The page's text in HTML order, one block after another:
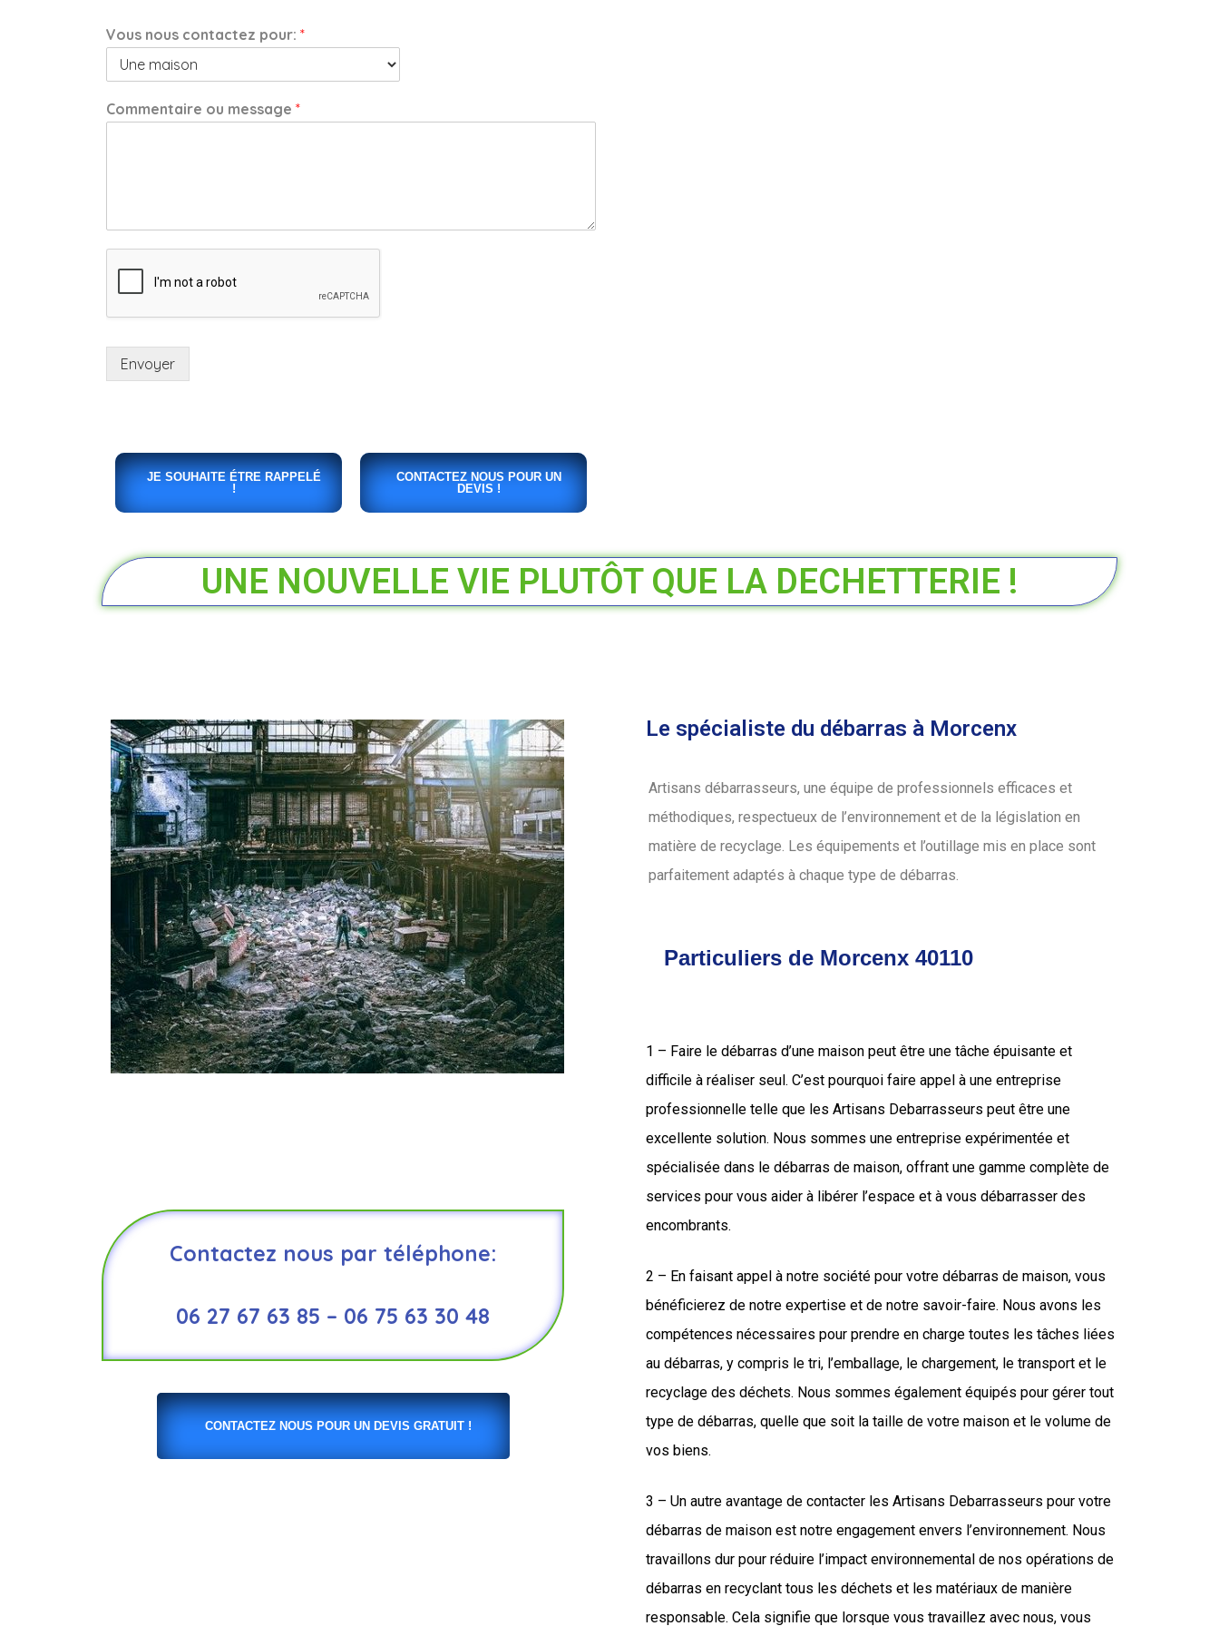
Vous nous contactez pour: *
Commentaire ou message *
Envoyer
JE SOUHAITE ÉTRE RAPPELÉ
!
CONTACTEZ NOUS POUR UN
DEVIS !
UNE NOUVELLE VIE PLUTÔT QUE LA DECHETTERIE !
Contactez nous par téléphone:
06 27 67 63 85 – 06 75 63 30 48
CONTACTEZ NOUS POUR UN DEVIS GRATUIT !
Le spécialiste du débarras à Morcenx
Artisans débarrasseurs, une équipe de professionnels efficaces et
méthodiques, respectueux de l’environnement et de la législation en
matière de recyclage. Les équipements et l’outillage mis en place sont
parfaitement adaptés à chaque type de débarras.
Particuliers de Morcenx 40110
1 – Faire le débarras d’une maison peut être une tâche épuisante et
difficile à réaliser seul. C’est pourquoi faire appel à une entreprise
professionnelle telle que les Artisans Debarrasseurs peut être une
excellente solution. Nous sommes une entreprise expérimentée et
spécialisée dans le débarras de maison, offrant une gamme complète de
services pour vous aider à libérer l’espace et à vous débarrasser des
encombrants.
2 – En faisant appel à notre société pour votre débarras de maison, vous
bénéficierez de notre expertise et de notre savoir-faire. Nous avons les
compétences nécessaires pour prendre en charge toutes les tâches liées
au débarras, y compris le tri, l’emballage, le chargement, le transport et le
recyclage des déchets. Nous sommes également équipés pour gérer tout
type de débarras, quelle que soit la taille de votre maison et le volume de
vos biens.
3 – Un autre avantage de contacter les Artisans Debarrasseurs pour votre
débarras de maison est notre engagement envers l’environnement. Nous
travaillons dur pour réduire l’impact environnemental de nos opérations de
débarras en recyclant tous les déchets et les matériaux de manière
responsable. Cela signifie que lorsque vous travaillez avec nous, vous